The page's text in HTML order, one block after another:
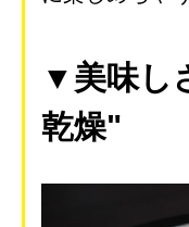
▼美味し
乾燥"